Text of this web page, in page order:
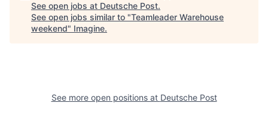
See open jobs at Deutsche Post.
See open jobs similar to "Teamleader Warehouse
weekend" Imagine.
See more open positions at Deutsche Post